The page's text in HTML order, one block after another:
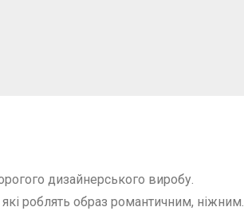
дизайнерського виробу.
роблять образ романтичним, ніжним.